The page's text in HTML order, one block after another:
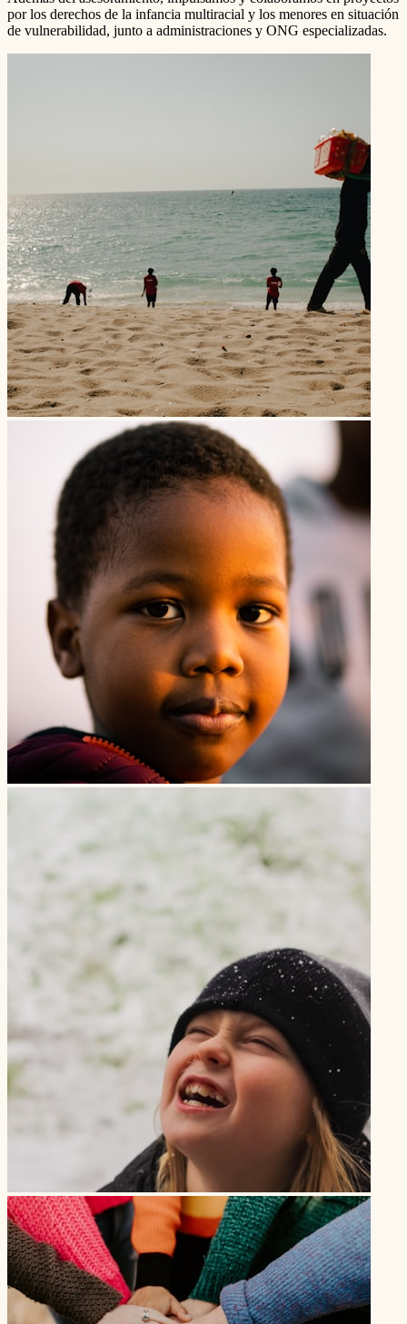
por los derechos de la infancia multiracial y los menores en situación
de vulnerabilidad, junto a administraciones y ONG especializadas.